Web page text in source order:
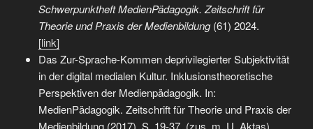
Schwerpunktheft MedienPädagogik. Zeitschrift für
Theorie und Praxis der Medienbildung(61) 2024.
[link]
Das Zur-Sprache-Kommen deprivilegierter Subjektivität
in der digital medialen Kultur. Inklusionstheoretische
Perspektiven der Medienpädagogik. In:
MedienPädagogik. Zeitschrift für Theorie und Praxis der
Medienbildung (2017), S. 19-37. (zus. m. U. Aktaş)